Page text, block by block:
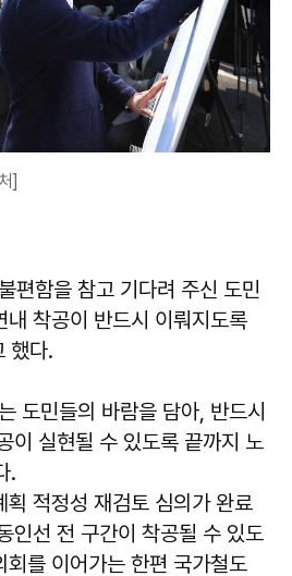
]
편함을 참고 기다려 주신 도민
내 착공이 반드시 이뤄지도록
했다.
도민들의 바람을 담아, 반드시
이 실현될 수 있도록 끝까지 노
.
획 적정성 재검토 심의가 완료
인선 전 구간이 착공될 수 있도
회를 이어가는 한편 국가철도